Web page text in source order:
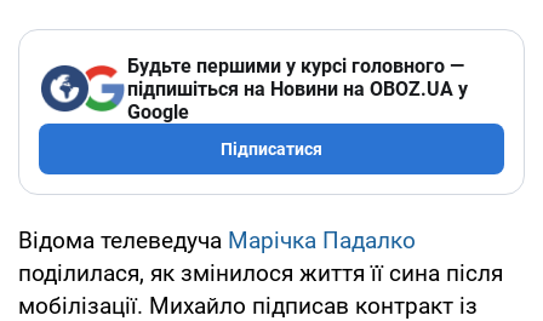
Будьте першими у курсі головного —
підпишіться на Новини на OBOZ.UA у
Google
Підписатися
Відома телеведуча Марічка Падалко
поділилася, як змінилося життя її сина після
мобілізації. Михайло підписав контракт із